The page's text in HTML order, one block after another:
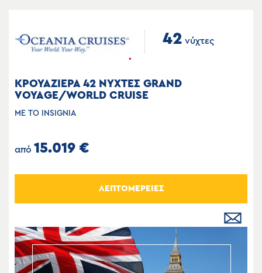
42 νύχτες
ΚΡΟΥΑΖΙΕΡΑ 42 ΝΥΧΤΕΣ GRAND
VOYAGE/WORLD CRUISE
ΜΕ ΤΟ INSIGNIA
από 15.019 €
ΛΕΠΤΟΜΕΡΕΙΕΣ